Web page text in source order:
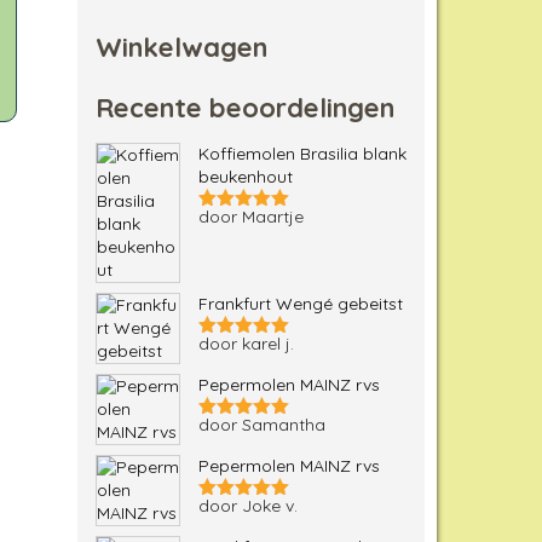
Winkelwagen
Recente beoordelingen
Koffiemolen Brasilia blank
beukenhout
Gewaardeerd
door Maartje
Frankfurt Wengé gebeitst
Gewaardeerd
door karel j.
Pepermolen MAINZ rvs
Gewaardeerd
door Samantha
Pepermolen MAINZ rvs
Gewaardeerd
door Joke v.